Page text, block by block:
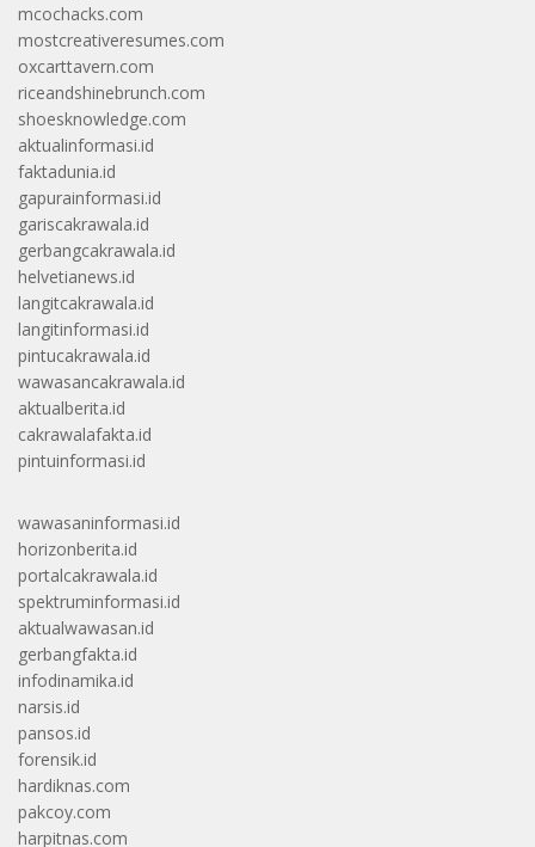
mcochacks.com
mostcreativeresumes.com
oxcarttavern.com
riceandshinebrunch.com
shoesknowledge.com
aktualinformasi.id
faktadunia.id
gapurainformasi.id
gariscakrawala.id
gerbangcakrawala.id
helvetianews.id
langitcakrawala.id
langitinformasi.id
pintucakrawala.id
wawasancakrawala.id
aktualberita.id
cakrawalafakta.id
pintuinformasi.id
wawasaninformasi.id
horizonberita.id
portalcakrawala.id
spektruminformasi.id
aktualwawasan.id
gerbangfakta.id
infodinamika.id
narsis.id
pansos.id
forensik.id
hardiknas.com
pakcoy.com
harpitnas.com